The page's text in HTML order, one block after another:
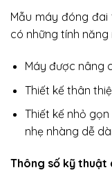
Mẫu máy đóng
có những tính năng
Máy được nâng
Thiết kế thân
Thiết kế nhỏ
nhẹ nhàng dễ
Thông số kỹ thuật